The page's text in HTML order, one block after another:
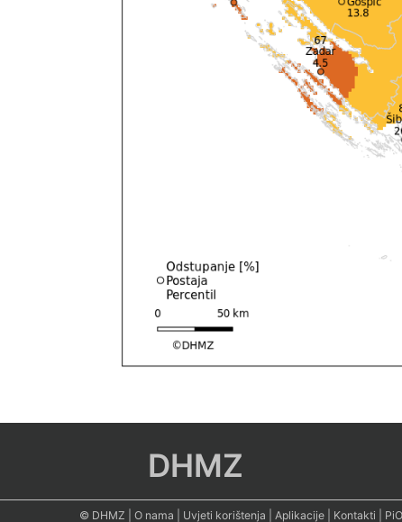
DHMZ
© DHMZ O nama Uvjeti korištenja Aplikacije Kontakti PiO